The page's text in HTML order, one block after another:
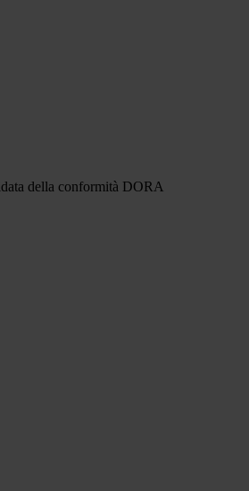
della conformità DORA